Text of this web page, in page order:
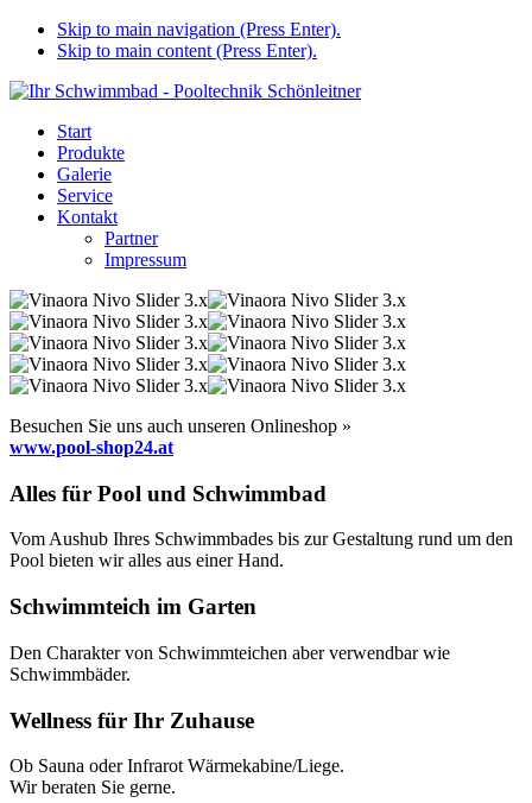
Skip to main navigation (Press Enter).
Skip to main content (Press Enter).
Start
Produkte
Galerie
Service
Kontakt
Partner
Impressum
Besuchen Sie uns auch unseren Onlineshop »
www.pool-shop24.at
Alles für Pool und Schwimmbad
Vom Aushub Ihres Schwimmbades bis zur Gestaltung rund um den
Pool bieten wir alles aus einer Hand.
Schwimmteich im Garten
Den Charakter von Schwimmteichen aber verwendbar wie
Schwimmbäder.
Wellness für Ihr Zuhause
Ob Sauna oder Infrarot Wärmekabine/Liege.
Wir beraten Sie gerne.